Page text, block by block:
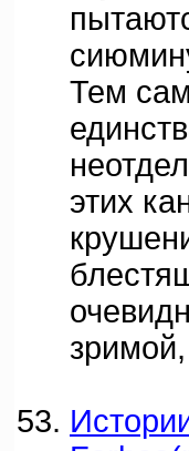
Тем
этих
зримой,